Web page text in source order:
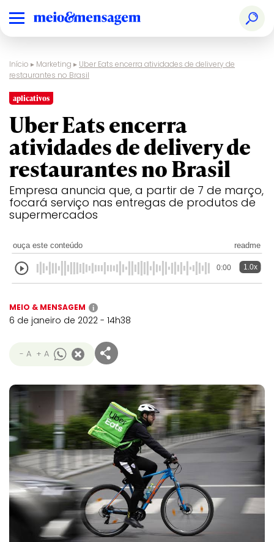
Início ▸ Marketing ▸ Uber Eats encerra atividades de delivery de
restaurantes no Brasil
aplicativos
Uber Eats encerra
atividades de delivery de
restaurantes no Brasil
Empresa anuncia que, a partir de 7 de março,
focará serviço nas entregas de produtos de
supermercados
ouça este conteúdo readme
0:00 1.0x
MEIO & MENSAGEM i
6 de janeiro de 2022 - 14h38
- A + A